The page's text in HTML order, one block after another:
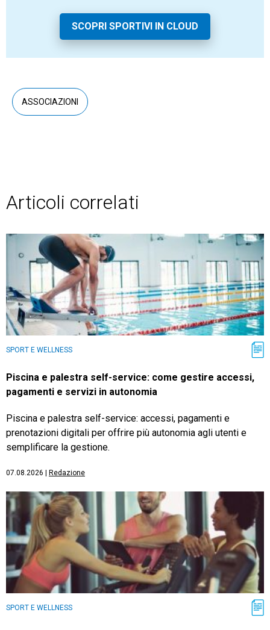
SCOPRI SPORTIVI IN CLOUD
ASSOCIAZIONI
Articoli correlati
SPORT E WELLNESS
Piscina e palestra self-service: come gestire accessi,
pagamenti e servizi in autonomia
Piscina e palestra self-service: accessi, pagamenti e
prenotazioni digitali per offrire più autonomia agli utenti e
semplificare la gestione.
07.08.2026 Redazione
SPORT E WELLNESS